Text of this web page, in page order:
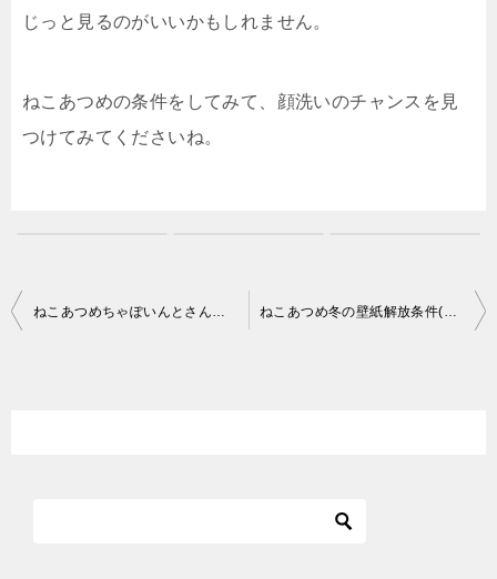
じっと見るのがいいかもしれません。
ねこあつめの条件をしてみて、顔洗いのチャンスを見
つけてみてくださいね。
投
ねこあつめちゃぽいんとさんのグッズとえさ攻略情報 ねこあつめ冬の壁紙解放条件(2016年予定)